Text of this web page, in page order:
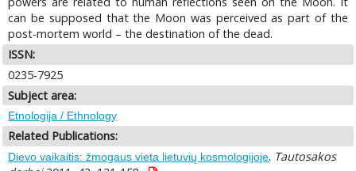
can be supposed that the Moon was perceived as part of the
post-mortem world – the destination of the dead.
ISSN:
0235-7925
Subject area:
Etnologija / Ethnology
Related Publications:
Dievo vaikaitis: žmogaus vieta lietuvių kosmologijoje. Tautosakos